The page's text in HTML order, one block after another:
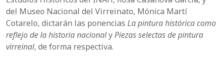
del Museo Nacional del Virreinato, Mónica Martí
Cotarelo, dictarán las ponencias La pintura histórica como
reflejo de la historia nacionalyPiezas selectas de pintura
virreinal, de forma respectiva.